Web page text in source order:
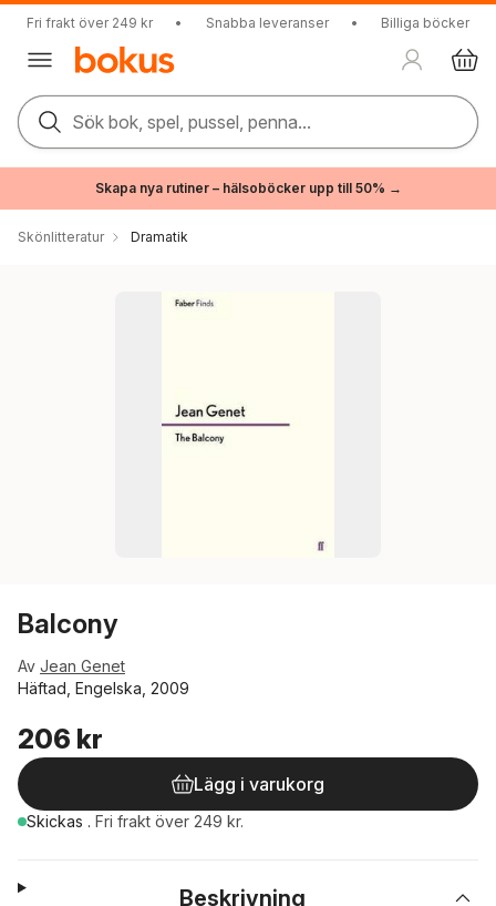
Fri frakt över 249 kr • Snabba leveranser • Billiga böcker
Sök bok, spel, pussel, penna...
Skapa nya rutiner – hälsoböcker upp till 50% →
Skönlitteratur Dramatik
Balcony
Av Jean Genet
Häftad, Engelska, 2009
206 kr
Lägg i varukorg
Skickas . Fri frakt över 249 kr.
Beskrivning